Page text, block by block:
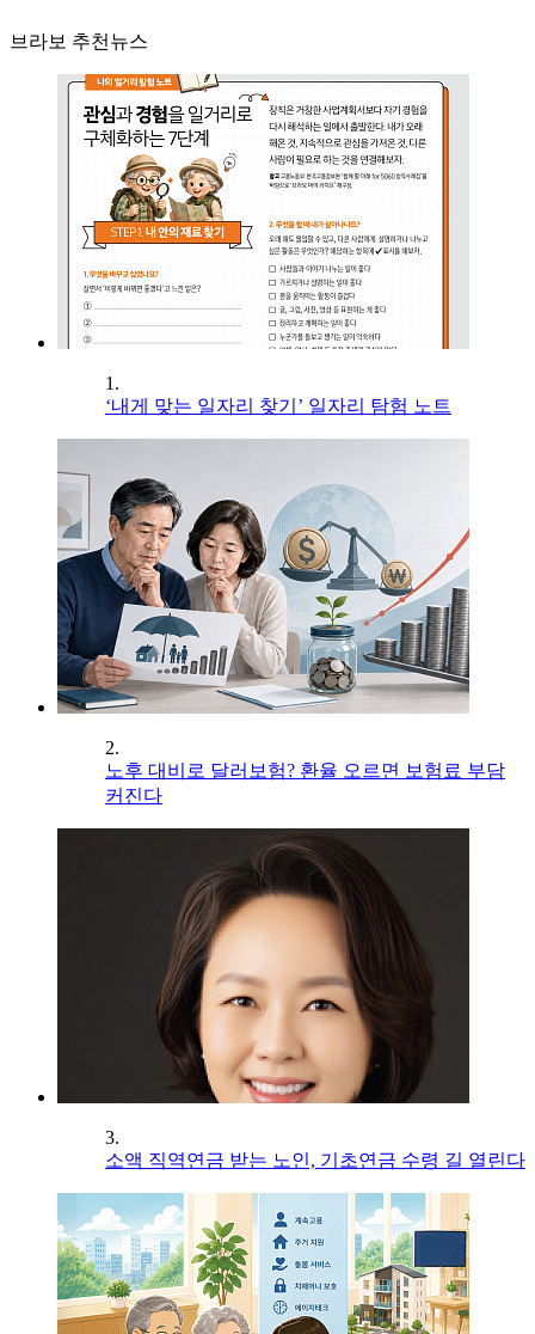
브라보 추천뉴스
1.
‘내게 맞는 일자리 찾기’ 일자리 탐험 노트
2.
노후 대비로 달러보험? 환율 오르면 보험료 부담
커진다
3.
소액 직역연금 받는 노인, 기초연금 수령 길 열린다